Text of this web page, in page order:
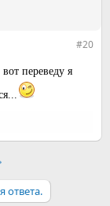
#20
вот переведу я
ответа.